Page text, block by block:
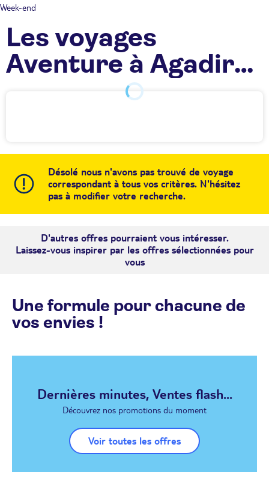
Week-end
Les voyages
Aventure à Agadir
Désolé nous n'avons pas trouvé de voyage
correspondant à tous vos critères. N'hésitez
pas à modifier votre recherche.
D'autres offres pourraient vous intéresser.
Laissez-vous inspirer par les offres sélectionnées pour
vous
Une formule pour chacune de
vos envies !
Dernières minutes, Ventes flash...
Découvrez nos promotions du moment
Voir toutes les offres